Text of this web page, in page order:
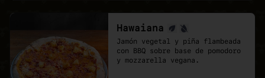
Hawaiana
Jamón vegetal y piña flambeada
con BBQ sobre base de pomodoro
y mozzarella vegana.